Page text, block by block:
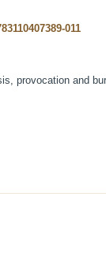
011
provocation and